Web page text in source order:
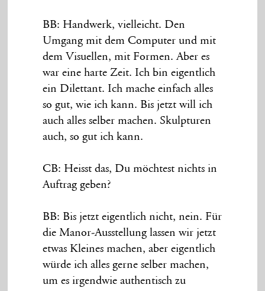
BB: Handwerk, vielleicht. Den
Umgang mit dem Computer und mit
dem Visuellen, mit Formen. Aber es
war eine harte Zeit. Ich bin eigentlich
ein Dilettant. Ich mache einfach alles
so gut, wie ich kann. Bis jetzt will ich
auch alles selber machen. Skulpturen
auch, so gut ich kann.
CB: Heisst das, Du möchtest nichts in
Auftrag geben?
BB: Bis jetzt eigentlich nicht, nein. Für
die Manor-Ausstellung lassen wir jetzt
etwas Kleines machen, aber eigentlich
würde ich alles gerne selber machen,
um es irgendwie authentisch zu